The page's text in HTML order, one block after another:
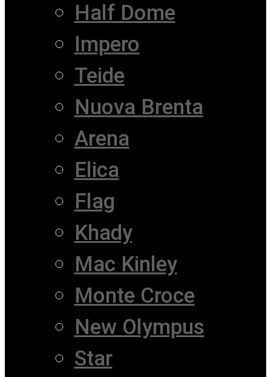
Half Dome
Impero
Teide
Nuova Brenta
Arena
Elica
Flag
Khady
Mac Kinley
Monte Croce
New Olympus
Star